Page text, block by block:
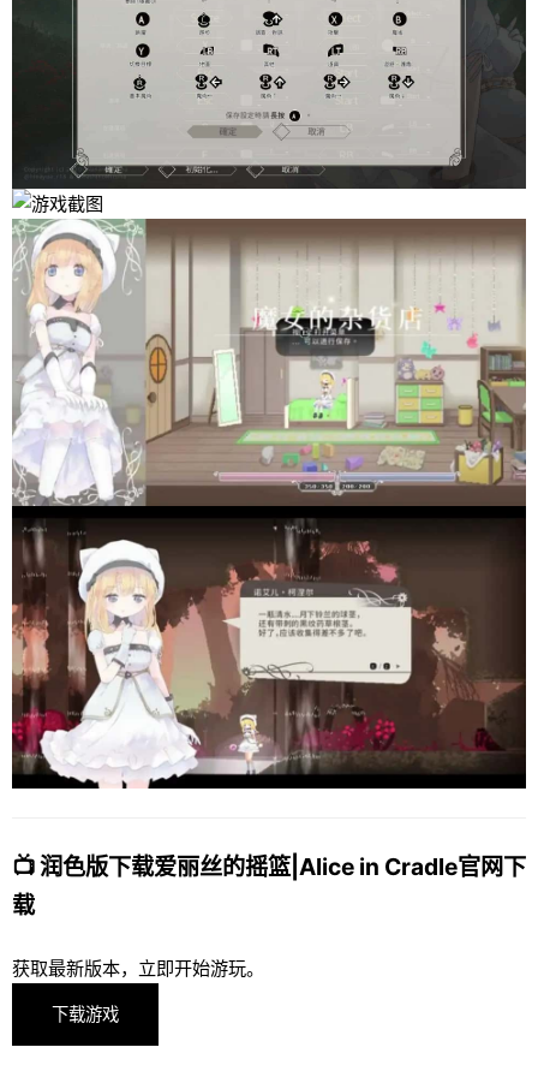
📺 润色版下载爱丽丝的摇篮|Alice in Cradle官网下
载
获取最新版本，立即开始游玩。
下载游戏